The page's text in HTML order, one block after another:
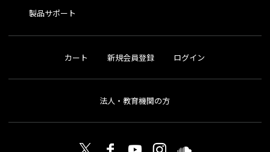
製品サポート
カート 新規会員登録 ログイン
法人・教育機関の方